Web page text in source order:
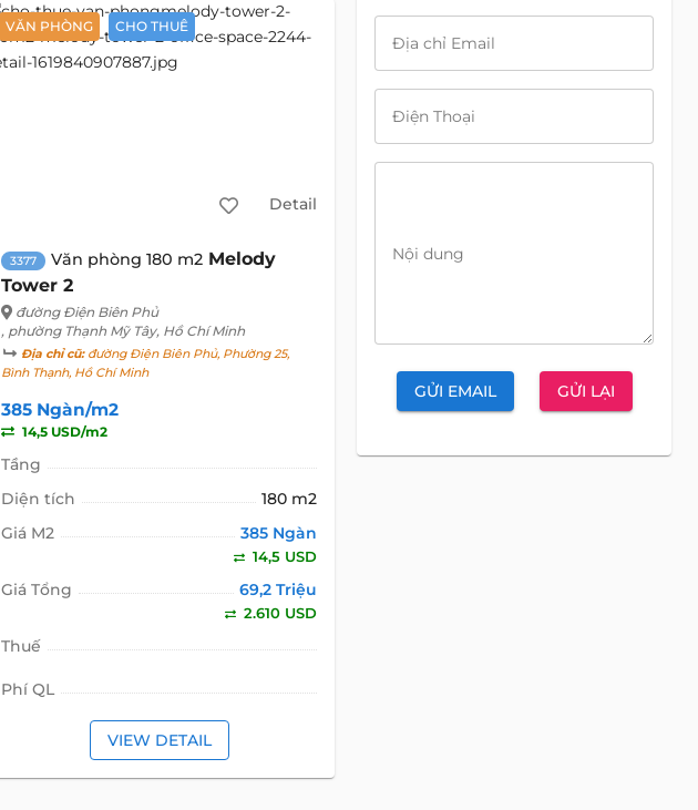
VĂN PHÒNG CHO THUÊ
Detail
3377 Văn phòng 180 m2 Melody
Tower 2
đường Điện Biên Phủ
, phường Thạnh Mỹ Tây, Hồ Chí Minh
Địa chỉ cũ:đường Điện Biên Phủ, Phường 25,
Bình Thạnh, Hồ Chí Minh
385 Ngàn/m2
14,5 USD/m2
Tầng
Diện tích
180 m2
Giá M2
385 Ngàn
14,5 USD
Giá Tổng 69,2 Triệu
2.610 USD
Thuế
Phí QL
VIEW DETAIL
Địa chỉ Email
Điện Thoại
Nội dung
GỬI EMAIL GỬI LẠI